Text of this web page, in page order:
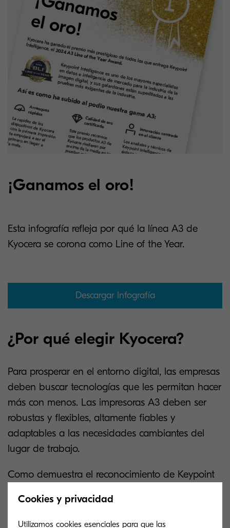
¡Ganamos el oro!
Esta infografía refleja por qué la línea A3 de
Kyocera se corona como Line of the Year.
Descargar Infografía
¿Por qué elegir Kyocera?
Para prosperar en el entorno digital, las empresas
deben buscar tecnologías que les permitan hacer
más con menos. Las impresoras A3 deben ser
robustas y flexibles, altamente fiables y
adaptables a las necesidades cambiantes del
lugar de trabajo.
Como demuestra el reconocimiento de Keypoint
cuanto a tecnología A3 innovadora.
Cookies y privacidad
Utilizamos cookies esenciales para que las